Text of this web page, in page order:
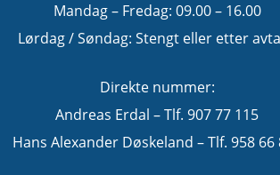
Mandag – Fredag: 09.00 – 16.00
Lørdag / Søndag: Stengt eller etter
Direkte nummer:
Andreas Erdal – Tlf. 907 77 115
Hans Alexander Døskeland – Tlf. 958 66